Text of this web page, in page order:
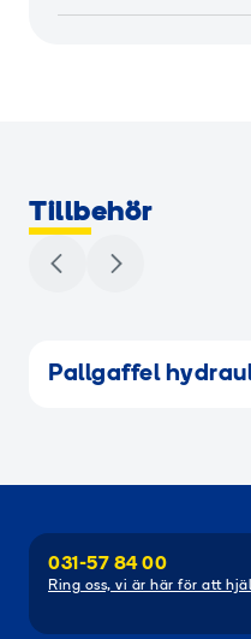
Tillbehör
Pallgaffel
031-57 84 00
Ring oss, vi är här för att